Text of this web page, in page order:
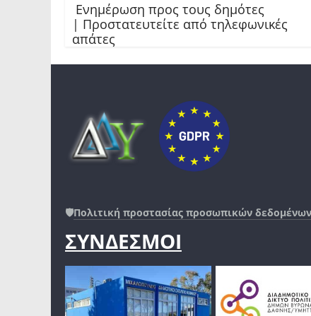
Ενημέρωση προς τους δημότες
| Προστατευτείτε από τηλεφωνικές
απάτες
🛡️Πολιτική προστασίας προσωπικών δεδομένων
ΣΥΝΔΕΣΜΟΙ